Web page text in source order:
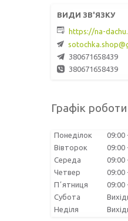
https://na-
380671658439
380671658439
Графік роботи
Понеділок 09:00
Вівторок
09:00
Середа
09:00
Четвер
09:00
Пʼятниця
09:00
Субота
Неділя